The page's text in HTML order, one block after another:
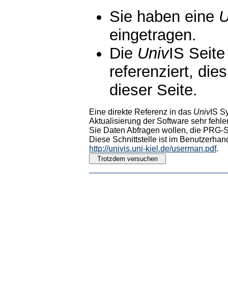
Sie haben eine
eingetragen.
Die UnivIS
referenziert,
dieser Seite.
Eine direkte Referenz in das UnivIS
Aktualisierung der Software sehr
Sie Daten Abfragen wollen, die PRG-
Diese Schnittstelle ist im
http://univis.uni-kiel.de/userman.pdf.